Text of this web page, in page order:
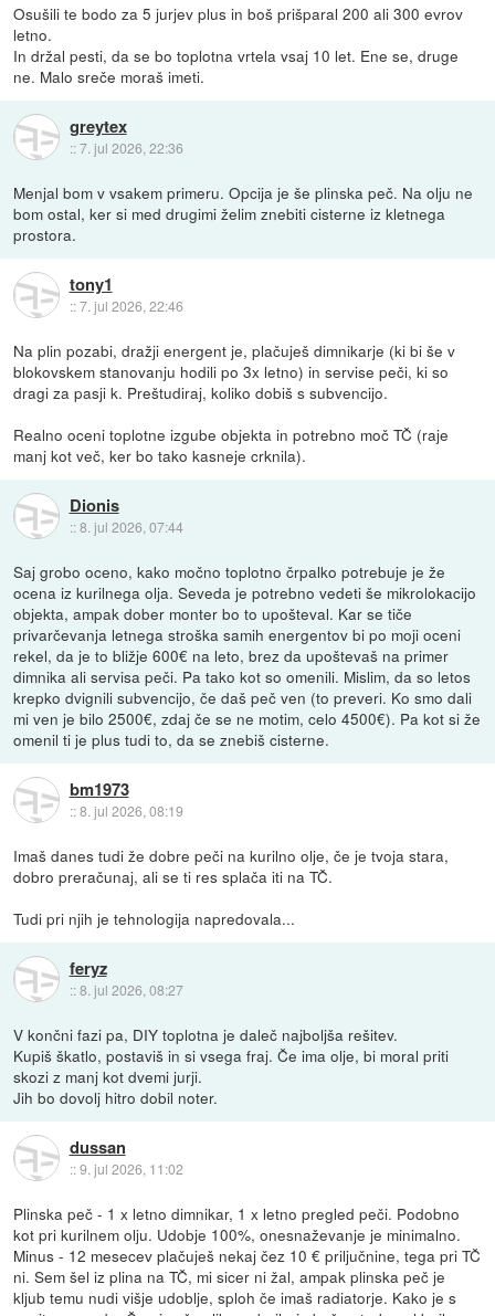
Osušili te bodo za 5 jurjev plus in boš prišparal 200 ali 300 evrov
letno.
In držal pesti, da se bo toplotna vrtela vsaj 10 let. Ene se, druge
ne. Malo sreče moraš imeti.
greytex
::7. jul 2026, 22:36
Menjal bom v vsakem primeru. Opcija je še plinska peč. Na olju ne
bom ostal, ker si med drugimi želim znebiti cisterne iz kletnega
prostora.
tony1
::7. jul 2026, 22:46
Na plin pozabi, dražji energent je, plačuješ dimnikarje (ki bi še v
blokovskem stanovanju hodili po 3x letno) in servise peči, ki so
dragi za pasji k. Preštudiraj, koliko dobiš s subvencijo.
Realno oceni toplotne izgube objekta in potrebno moč TČ (raje
manj kot več, ker bo tako kasneje crknila).
Dionis
::8. jul 2026, 07:44
Saj grobo oceno, kako močno toplotno črpalko potrebuje je že
ocena iz kurilnega olja. Seveda je potrebno vedeti še mikrolokacijo
objekta, ampak dober monter bo to upošteval. Kar se tiče
privarčevanja letnega stroška samih energentov bi po moji oceni
rekel, da je to bližje 600€ na leto, brez da upoštevaš na primer
dimnika ali servisa peči. Pa tako kot so omenili. Mislim, da so letos
krepko dvignili subvencijo, če daš peč ven (to preveri. Ko smo dali
mi ven je bilo 2500€, zdaj če se ne motim, celo 4500€). Pa kot si že
omenil ti je plus tudi to, da se znebiš cisterne.
bm1973
::8. jul 2026, 08:19
Imaš danes tudi že dobre peči na kurilno olje, če je tvoja stara,
dobro preračunaj, ali se ti res splača iti na TČ.
Tudi pri njih je tehnologija napredovala...
feryz
::8. jul 2026, 08:27
V končni fazi pa, DIY toplotna je daleč najboljša rešitev.
Kupiš škatlo, postaviš in si vsega fraj. Če ima olje, bi moral priti
skozi z manj kot dvemi jurji.
Jih bo dovolj hitro dobil noter.
dussan
::9. jul 2026, 11:02
Plinska peč - 1 x letno dimnikar, 1 x letno pregled peči. Podobno
kot pri kurilnem olju. Udobje 100%, onesnaževanje je minimalno.
Minus - 12 mesecev plačuješ nekaj čez 10 € priljučnine, tega pri TČ
ni. Sem šel iz plina na TČ, mi sicer ni žal, ampak plinska peč je
kljub temu nudi višje udoblje, sploh če imaš radiatorje. Kako je s